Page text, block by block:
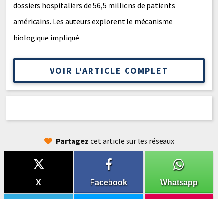
dossiers hospitaliers de 56,5 millions de patients
américains. Les auteurs explorent le mécanisme
biologique impliqué.
VOIR L'ARTICLE COMPLET
Partagez cet article sur les réseaux
X Facebook Whatsapp